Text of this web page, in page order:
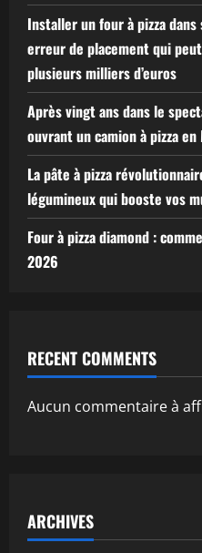
Installer un four à pizza
erreur de placement qui
plusieurs milliers d’euros
Après vingt ans dans le
ouvrant un camion à pizza
La pâte à pizza
légumineux qui booste vos
Four à pizza diamond :
2026
RECENT COMMENTS
Aucun commentaire à
ARCHIVES